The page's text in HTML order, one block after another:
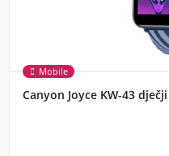
Mobile
Canyon Joyce KW-43